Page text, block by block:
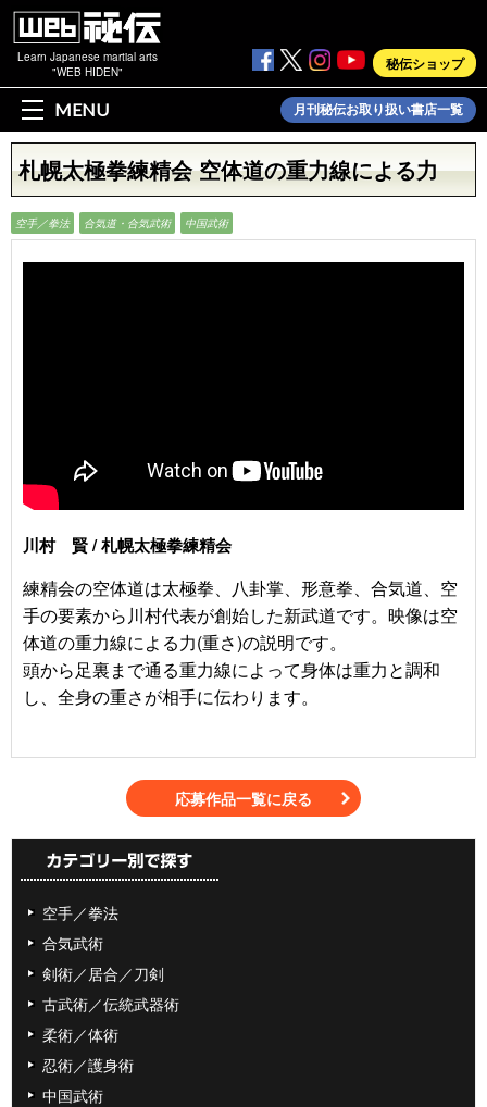
Learn Japanese martial arts
"WEB HIDEN"
秘伝ショップ
MENU 月刊秘伝お取り扱い書店一覧
札幌太極拳練精会 空体道の重力線による力
空手／拳法 合気道・合気武術 中国武術
川村 賢 / 札幌太極拳練精会
練精会の空体道は太極拳、八卦掌、形意拳、合気道、空
手の要素から川村代表が創始した新武道です。映像は空
体道の重力線による力(重さ)の説明です。
頭から足裏まで通る重力線によって身体は重力と調和
し、全身の重さが相手に伝わります。
応募作品一覧に戻る
空手／拳法
合気武術
剣術／居合／刀剣
古武術／伝統武器術
柔術／体術
忍術／護身術
中国武術